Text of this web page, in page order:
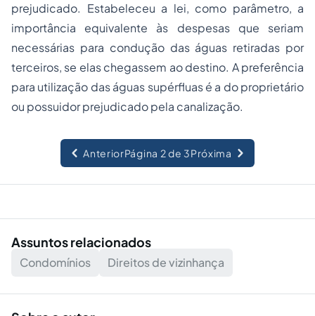
prejudicado. Estabeleceu a lei, como parâmetro, a
importância equivalente às despesas que seriam
necessárias para condução das águas retiradas por
terceiros, se elas chegassem ao destino. A preferência
para utilização das águas supérfluas é a do proprietário
ou possuidor prejudicado pela canalização.
AnteriorPágina 2 de 3Próxima
Assuntos relacionados
Condomínios Direitos de vizinhança